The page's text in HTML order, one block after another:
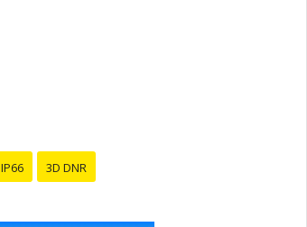
- Hỗ trợ chống
thông tin chi tiết và
IP66 3D DNR